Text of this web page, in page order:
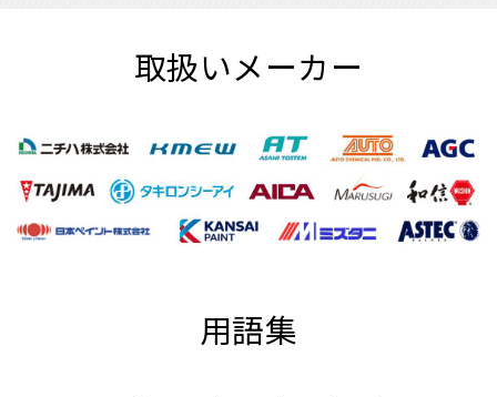
取扱いメーカー
用語集